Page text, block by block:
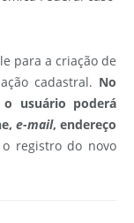
para a criação de
cadastral. No
o usuário poderá
e-mail, endereço
registro do novo